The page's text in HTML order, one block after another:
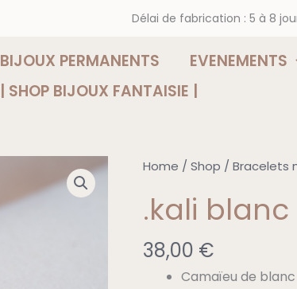
Délai de fabrication : 5 à 8
BIJOUX PERMANENTS EVENEMENTS
| SHOP BIJOUX FANTAISIE |
Home / Shop / Bracelets
.kali blanc
38,00 €
Camaïeu de blanc
.kali
quantity